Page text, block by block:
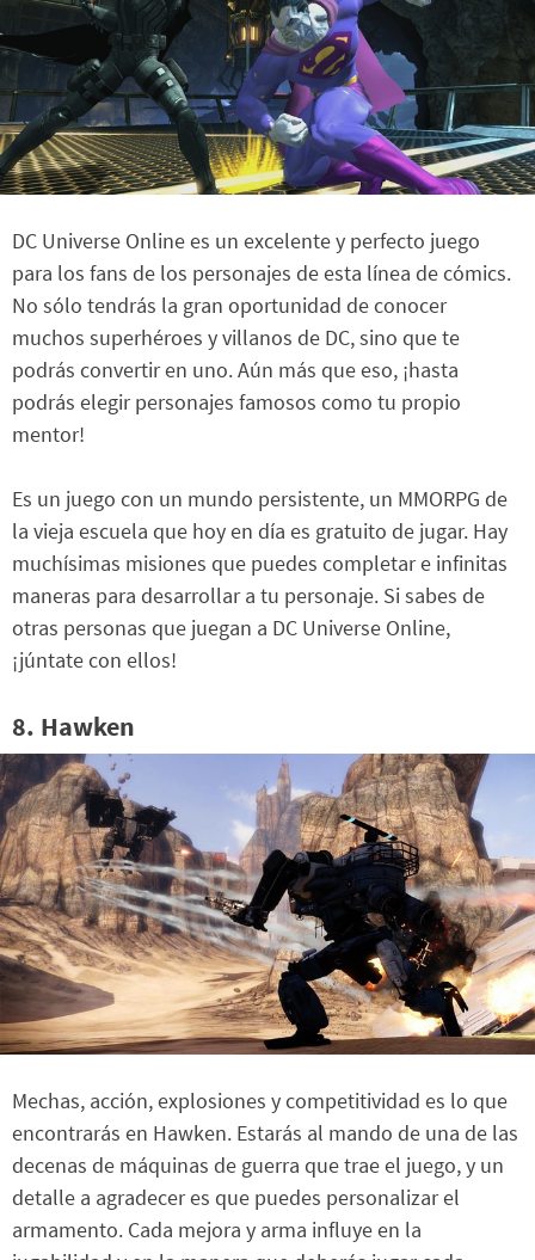
DC Universe Online es un excelente y perfecto juego
para los fans de los personajes de esta línea de cómics.
No sólo tendrás la gran oportunidad de conocer
muchos superhéroes y villanos de DC, sino que te
podrás convertir en uno. Aún más que eso, ¡hasta
podrás elegir personajes famosos como tu propio
mentor!
Es un juego con un mundo persistente, un MMORPG de
la vieja escuela que hoy en día es gratuito de jugar. Hay
muchísimas misiones que puedes completar e infinitas
maneras para desarrollar a tu personaje. Si sabes de
otras personas que juegan a DC Universe Online,
¡júntate con ellos!
8. Hawken
Mechas, acción, explosiones y competitividad es lo que
encontrarás en Hawken. Estarás al mando de una de las
decenas de máquinas de guerra que trae el juego, y un
detalle a agradecer es que puedes personalizar el
armamento. Cada mejora y arma influye en la